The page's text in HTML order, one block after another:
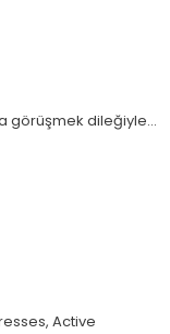
görüşmek dileğiyle…
Active